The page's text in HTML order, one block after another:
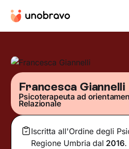
Francesca Giannelli
Psicoterapeuta ad
Relazionale
Iscritta all'Ordine degli
Regione Umbria dal 2016.